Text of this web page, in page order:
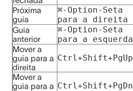
Próxima
guia
⌘-Option-Seta
para a direita
Guia
anterior
⌘-Option-Seta
para a esquerda
Mover a
guia para a
direita
Ctrl+Shift+PgUp
Mover a
guia para a Ctrl+Shift+PgDn